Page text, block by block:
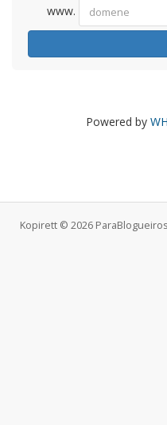
www.
Powered by
Kopirett © 2026